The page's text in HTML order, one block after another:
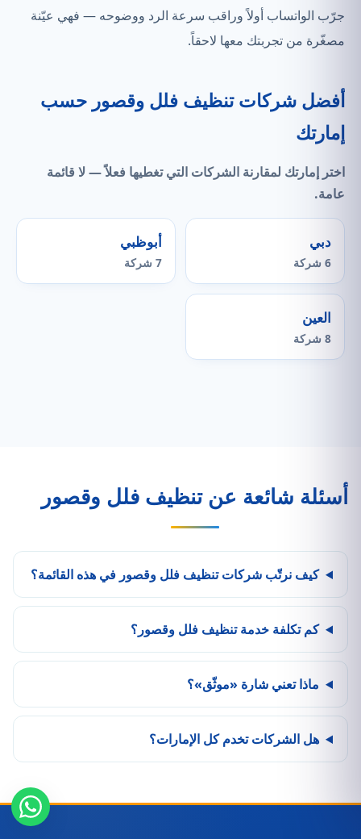
جرّب الواتساب أولاً وراقب سرعة الرد ووضوحه — فهي عيّنة
مصغّرة من تجربتك معها لاحقاً.
أفضل شركات تنظيف فلل وقصور حسب
إمارتك
اختر إمارتك لمقارنة الشركات التيتغطيها فعلاً— لا قائمة
عامة.
دبي
6 شركة
أبوظبي
7 شركة
العين
8 شركة
أسئلة شائعة عن تنظيف فلل وقصور
كيف نرتّب شركات تنظيف فلل وقصور في هذه القائمة؟
كم تكلفة خدمة تنظيف فلل وقصور؟
ماذا تعني شارة «موثّق»؟
هل الشركات تخدم كل الإمارات؟